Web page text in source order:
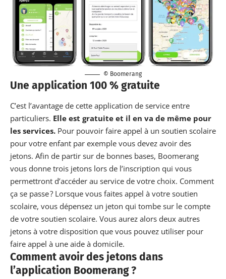
© Boomerang
Une application 100 % gratuite
C’est l’avantage de cette application de service entre
particuliers. Elle est gratuite et il en va de même pour
les services. Pour pouvoir faire appel à un soutien scolaire
pour votre enfant par exemple vous devez avoir des
jetons. Afin de partir sur de bonnes bases, Boomerang
vous donne trois jetons lors de l’inscription qui vous
permettront d’accéder au service de votre choix. Comment
ça se passe ? Lorsque vous faites appel à votre soutien
scolaire, vous dépensez un jeton qui tombe sur le compte
de votre soutien scolaire. Vous aurez alors deux autres
jetons à votre disposition que vous pouvez utiliser pour
faire appel à une aide à domicile.
Comment avoir des jetons dans
l’application Boomerang ?